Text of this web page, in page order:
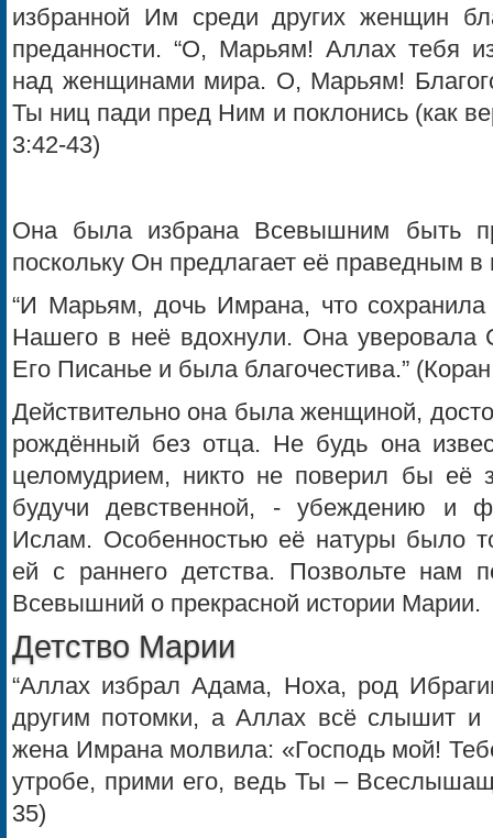
избранной Им среди других женщин
преданности. “О, Марьям! Аллах тебя
над женщинами мира. О, Марьям!
Ты ниц пади пред Ним и поклонись (как
3:42-43)
Она была избрана Всевышним быть
поскольку Он предлагает её праведным в
“И Марьям, дочь Имрана, что
Нашего в неё вдохнули. Она уверовала
Его Писанье и была благочестива.”
Действительно она была женщиной,
рождённый без отца. Не будь она
целомудрием, никто не поверил бы её
будучи девственной, - убеждению и
Ислам. Особенностью её натуры было
ей с раннего детства. Позвольте нам
Всевышний о прекрасной истории Марии.
Детство Марии
“Аллах избрал Адама, Ноха, род
другим потомки, а Аллах всё слышит и
жена Имрана молвила: «Господь мой!
утробе, прими его, ведь Ты –
35)